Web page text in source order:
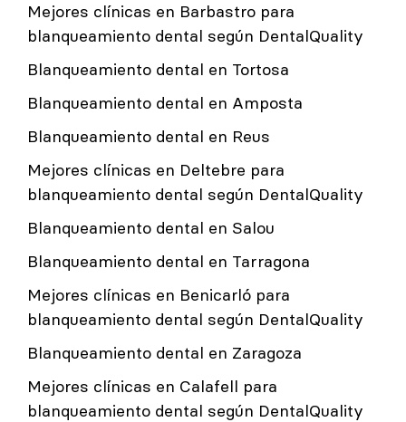
Mejores clínicas en Barbastro para
blanqueamiento dental según DentalQuality
Blanqueamiento dental en Tortosa
Blanqueamiento dental en Amposta
Blanqueamiento dental en Reus
Mejores clínicas en Deltebre para
blanqueamiento dental según DentalQuality
Blanqueamiento dental en Salou
Blanqueamiento dental en Tarragona
Mejores clínicas en Benicarló para
blanqueamiento dental según DentalQuality
Blanqueamiento dental en Zaragoza
Mejores clínicas en Calafell para
blanqueamiento dental según DentalQuality